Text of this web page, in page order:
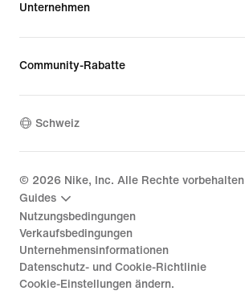
Unternehmen
Community-Rabatte
Schweiz
© 2026 Nike, Inc. Alle Rechte vorbehalten
Guides
Nutzungsbedingungen
Verkaufsbedingungen
Unternehmensinformationen
Datenschutz- und Cookie-Richtlinie
Cookie-Einstellungen ändern.